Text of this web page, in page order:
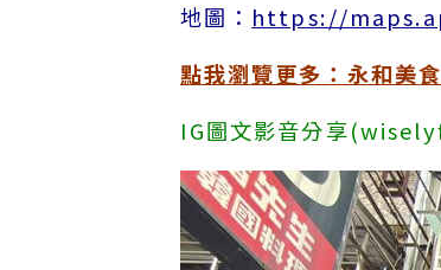
地圖： https://
點我瀏覽更多：永和美
IG圖文影音分享